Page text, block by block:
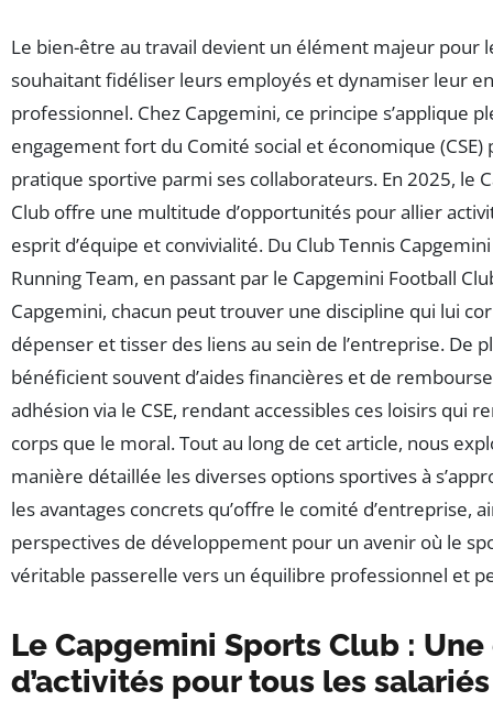
Le bien-être au travail devient un élément majeur pour
souhaitant fidéliser leurs employés et dynamiser leur
professionnel. Chez Capgemini, ce principe s’applique
engagement fort du Comité social et économique (CSE)
pratique sportive parmi ses collaborateurs. En 2025, le
Club offre une multitude d’opportunités pour allier
esprit d’équipe et convivialité. Du Club Tennis
Running Team, en passant par le Capgemini Football
Capgemini, chacun peut trouver une discipline qui lui
dépenser et tisser des liens au sein de l’entreprise. De
bénéficient souvent d’aides financières et de
adhésion via le CSE, rendant accessibles ces loisirs qui
corps que le moral. Tout au long de cet article, nous
manière détaillée les diverses options sportives à
les avantages concrets qu’offre le comité d’entreprise,
perspectives de développement pour un avenir où le
véritable passerelle vers un équilibre professionnel et
Le Capgemini Sports Club :
d’activités pour tous les salariés